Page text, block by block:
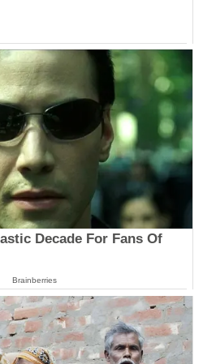
Decade For Fans Of
Brainberries